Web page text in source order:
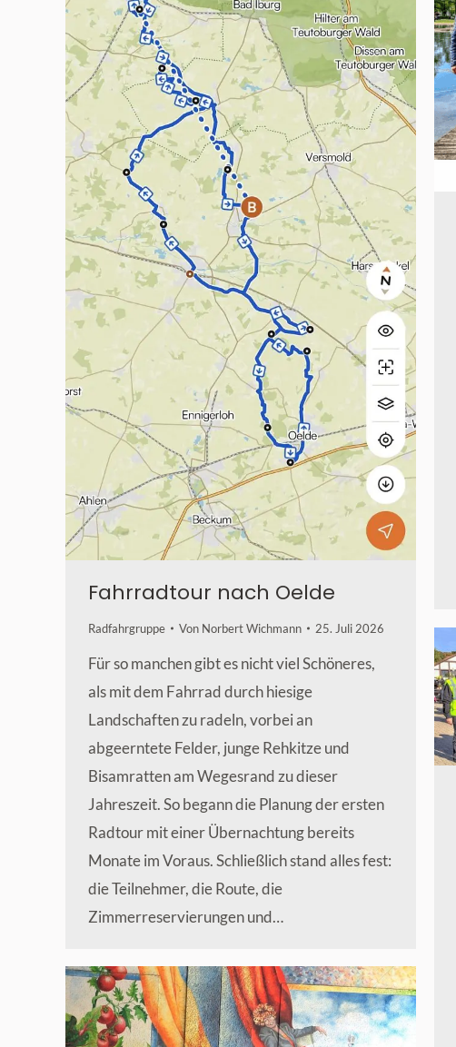
Fahrradtour nach Oelde
Radfahrgruppe Von Norbert Wichmann 25. Juli 2026
Für so manchen gibt es nicht viel Schöneres,
als mit dem Fahrrad durch hiesige
Landschaften zu radeln, vorbei an
abgeerntete Felder, junge Rehkitze und
Bisamratten am Wegesrand zu dieser
Jahreszeit. So begann die Planung der ersten
Radtour mit einer Übernachtung bereits
Monate im Voraus. Schließlich stand alles fest:
die Teilnehmer, die Route, die
Zimmerreservierungen und…